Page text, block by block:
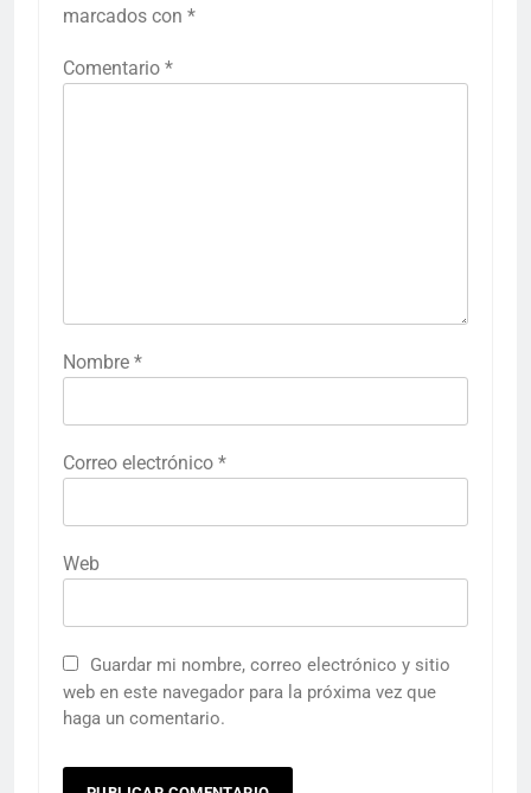
marcados con *
Comentario *
Nombre *
Correo electrónico *
Web
Guardar mi nombre, correo electrónico y sitio
web en este navegador para la próxima vez que
haga un comentario.